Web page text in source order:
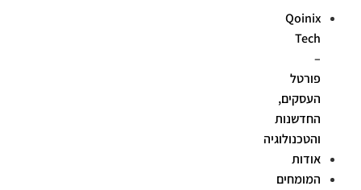
Qoinix
Tech
–
פורטל
העסקים,
החדשנות
והטכנולוגיה
אודות
המומחים